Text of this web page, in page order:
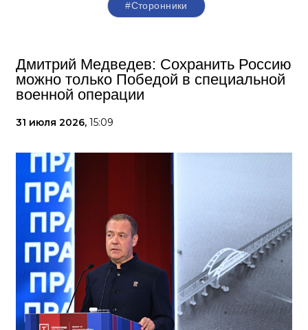
#Сторонники
Дмитрий Медведев: Сохранить Россию
можно только Победой в специальной
военной операции
31 июля 2026, 15:09